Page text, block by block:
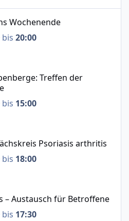
Wochenende
bis 20:00
Treffen der Selbsthilfegruppe
Treffen der
bis 15:00
Psoriasis arthritis
Psoriasis arthritis
bis 18:00
für Betroffene
– Austausch für Betroffene
bis 17:30